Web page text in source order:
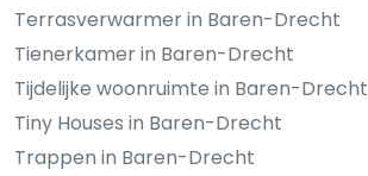
Terrasverwarmer in Baren-Drecht
Tienerkamer in Baren-Drecht
Tijdelijke woonruimte in Baren-Drecht
Tiny Houses in Baren-Drecht
Trappen in Baren-Drecht